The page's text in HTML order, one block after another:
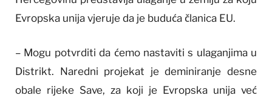
Evropska unija vjeruje da je buduća članica EU.
– Mogu potvrditi da ćemo nastaviti s ulaganjima u
Distrikt. Naredni projekat je deminiranje desne
obale rijeke Save, za koji je Evropska unija već